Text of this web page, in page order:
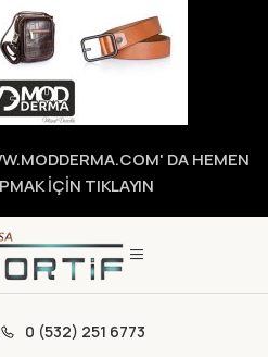
0 (532) 251 6773
DA HEMEN
İÇİN TIKLAYIN